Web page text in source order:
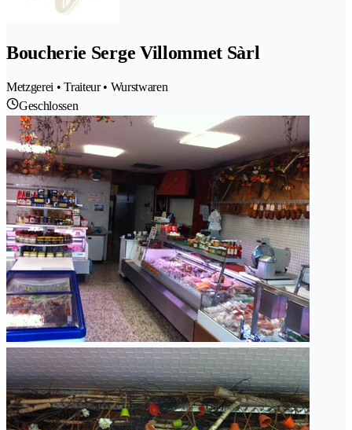
Boucherie Serge Villommet Sàrl
Metzgerei • Traiteur • Wurstwaren
Geschlossen